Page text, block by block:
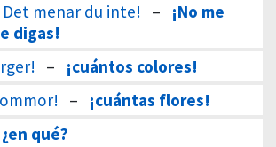
Det menar du inte! –
¡No me
digas!
–
¡cuántos colores!
–
¡cuántas flores!
¿en qué?